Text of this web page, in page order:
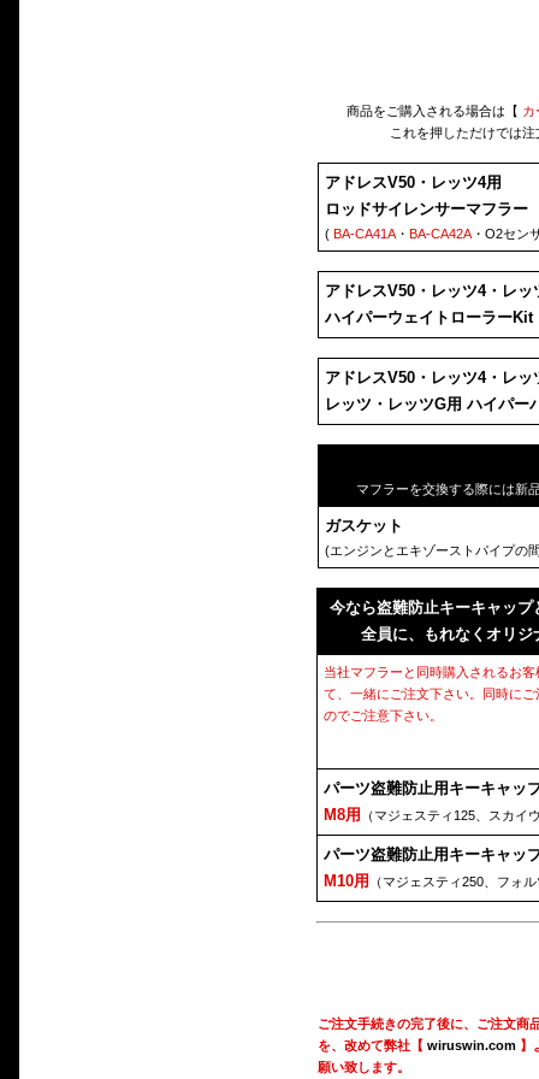
商品をご購入される場合は【 カ
これを押しただけでは
アドレスV50・レッツ4用
ロッドサイレンサーマフラー
( BA-CA41A・ BA-CA42A・O2セン
アドレスV50・レッツ4・レッ
ハイパーウェイトローラーKit
アドレスV50・レッツ4・レッ
レッツ・レッツG用 ハイパー
マフラーを交換する際には新
ガスケット
(エンジンとエキゾーストパイプの
今なら盗難防止キーキャッ
全員に、もれなくオリ
当社マフラーと同時購入されるお
て、一緒にご注文下さい。同時に
のでご注意下さい。
パーツ盗難防止用キーキャッ
M8用
（マジェスティ125、スカイ
パーツ盗難防止用キーキャッ
M10用
（マジェスティ250、フォ
ご注文手続きの完了後に、ご注文商
を、改めて弊社【 wiruswin.com】
願い致します。